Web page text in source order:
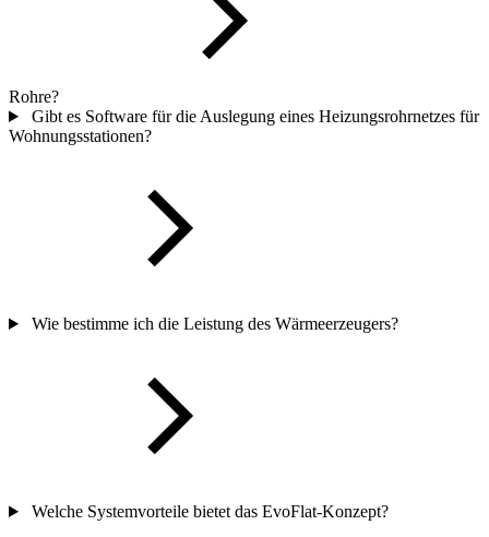
Rohre?
Gibt es Software für die Auslegung eines Heizungsrohrnetzes für
Wohnungsstationen?
Wie bestimme ich die Leistung des Wärmeerzeugers?
Welche Systemvorteile bietet das EvoFlat-Konzept?